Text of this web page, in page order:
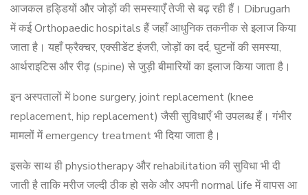
आजकल हड्डियों और जोड़ों की समस्याएँ तेजी से बढ़ रही हैं। Dibrugarh
में कई Orthopaedic hospitals हैं जहाँ आधुनिक तकनीक से इलाज किया
जाता है। यहाँ फ्रैक्चर, एक्सीडेंट इंजरी, जोड़ों का दर्द, घुटनों की समस्या,
आर्थराइटिस और रीढ़ (spine) से जुड़ी बीमारियों का इलाज किया जाता है।
इन अस्पतालों में bone surgery, joint replacement (knee
replacement, hip replacement) जैसी सुविधाएँ भी उपलब्ध हैं। गंभीर
मामलों में emergency treatment भी दिया जाता है।
इसके साथ ही physiotherapy और rehabilitation की सुविधा भी दी
जाती है ताकि मरीज जल्दी ठीक हो सके और अपनी normal life में वापस आ